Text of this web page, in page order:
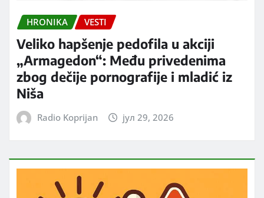
HRONIKA VESTI
Veliko hapšenje pedofila u akciji
„Armagedon“: Među privedenima
zbog dečije pornografije i mladić iz
Niša
Radio Koprijan јул 29, 2026